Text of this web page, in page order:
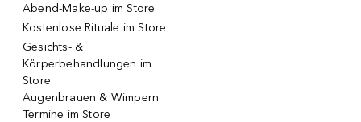
Abend-Make-up im Store
Kostenlose Rituale im Store
Gesichts- &
Körperbehandlungen im
Store
Augenbrauen & Wimpern
Termine im Store